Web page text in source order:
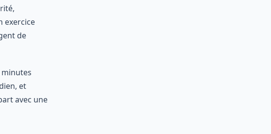
exercice
de
et
avec une